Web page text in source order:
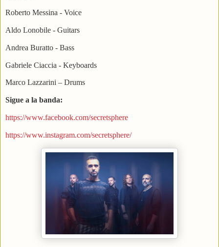
Roberto Messina - Voice
Aldo Lonobile - Guitars
Andrea Buratto - Bass
Gabriele Ciaccia - Keyboards
Marco Lazzarini – Drums
Sigue a la banda:
https://www.facebook.com/secretsphere​
https://www.instagram.com/secretsphere/